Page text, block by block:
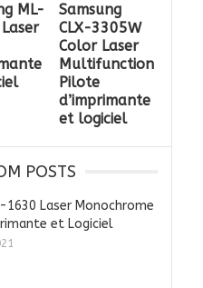
ML-
Samsung
CLX-3305W
Color Laser
Multifunction
Pilote
d’imprimante
et logiciel
POSTS
1630 Laser Monochrome
et Logiciel